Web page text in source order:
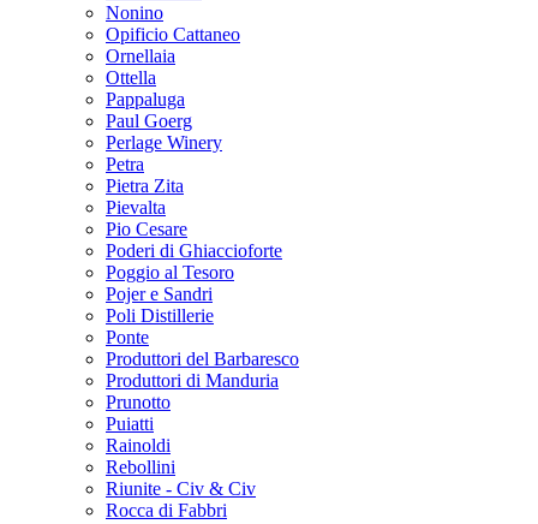
Nonino
Opificio Cattaneo
Ornellaia
Ottella
Pappaluga
Paul Goerg
Perlage Winery
Petra
Pietra Zita
Pievalta
Pio Cesare
Poderi di Ghiaccioforte
Poggio al Tesoro
Pojer e Sandri
Poli Distillerie
Ponte
Produttori del Barbaresco
Produttori di Manduria
Prunotto
Puiatti
Rainoldi
Rebollini
Riunite - Civ & Civ
Rocca di Fabbri